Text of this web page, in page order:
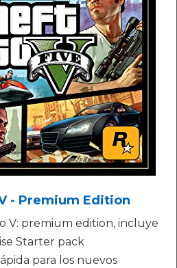
- Premium Edition
V: premium edition, incluye
Starter pack
para los nuevos